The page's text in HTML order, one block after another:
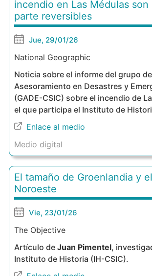
incendio en Las Médulas son
parte reversibles
Jue, 29/01/26
National Geographic
Noticia sobre el informe del grupo de
Asesoramiento en Desastres y
(GADE-CSIC) sobre el incendio de
el que participa el Instituto de
Enlace al medio
Medio digital
El tamaño de Groenlandia y
Noroeste
Vie, 23/01/26
The Objective
Artículo de Juan Pimentel,
Instituto de Historia (IH-CSIC).